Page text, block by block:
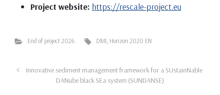
Project website: https://rescale-project.eu
End of project 2026. DMI Horizon 2020 EN
Innovative sediment management framework for a SUstainNable
DANube black SEa system (SUNDANSE)